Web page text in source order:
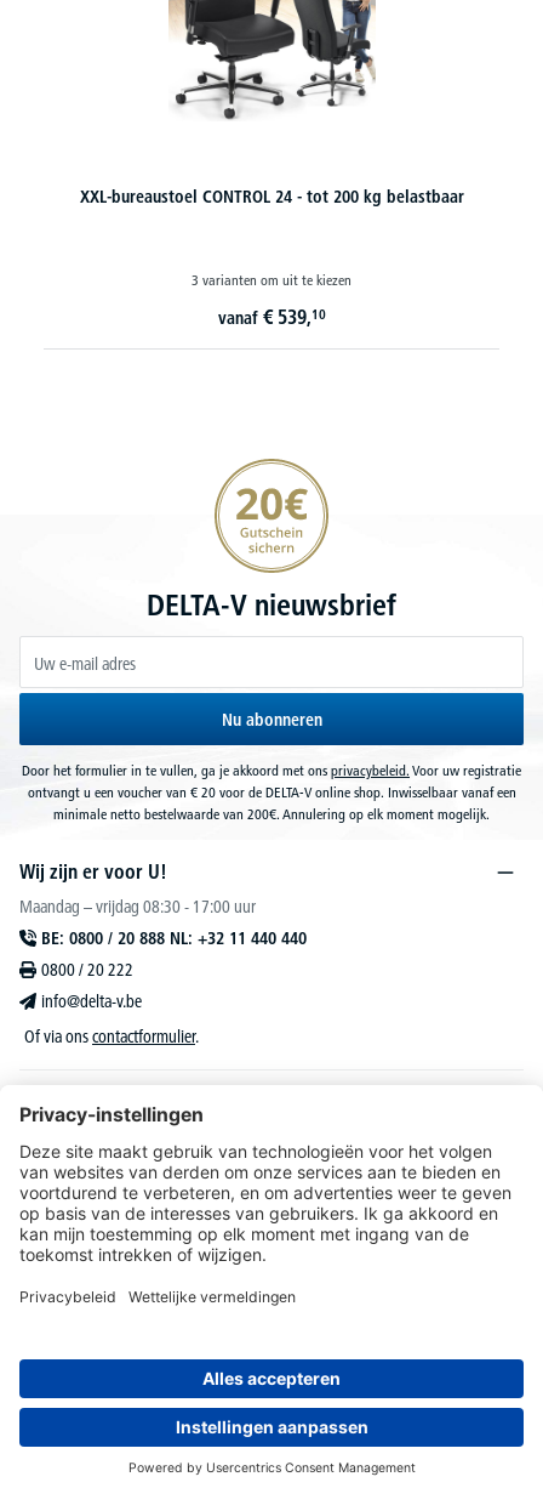
XXL/24 bureaustoel PESANTE 24/7 - belastbaar tot 160 kg
2 varianten om uit te kiezen
vanaf € 719,10
20€ korting verzekeren
DELTA-V nieuwsbrief
Nu abonneren
Door het formulier in te vullen, ga je akkoord met ons privacybeleid. Voor uw registratie
ontvangt u een voucher van € 20 voor de DELTA-V online shop. Inwisselbaar vanaf een
minimale netto bestelwaarde van 200€. Annulering op elk moment mogelijk.
Wij zijn er voor U!
Maandag – vrijdag 08:30 - 17:00 uur
BE: 0800 / 20 888 NL: +32 11 440 440
0800 / 20 222
info@delta-v.be
Of via onscontactformulier.
DELTA-V Lucas
Klantenservice
Over DELTA-V
en organisaties.
* Alle prijzen zijn excl. BTW en deze dient u bij te rekenen